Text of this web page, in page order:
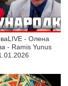
- Олена
- Ramis Yunus